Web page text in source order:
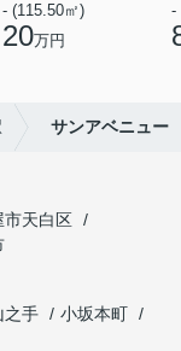
- (115.50㎡)
20万円
-
サンアベニュー
市天白区
之手
小坂本町